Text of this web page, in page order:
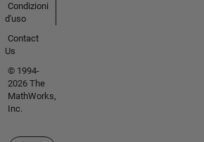
Condizioni
d'uso
Contact
Us
© 1994-
2026 The
MathWorks,
Inc.